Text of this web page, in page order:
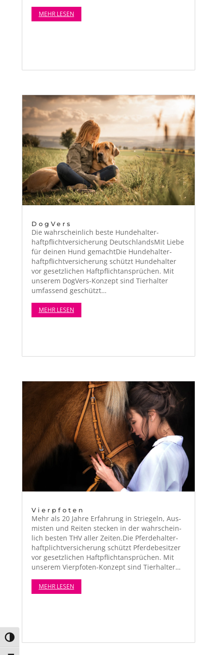
Umschalten auf hohe Kontraste
MEHR LESEN
DogVers
Die wahrschein­lich beste Hun­de­hal­ter­
haftpflichtver­sicherung Deutsch­landsMit Liebe
für deinen Hund gemacht­Die Hun­de­hal­ter­
haftpflichtver­sicherung schützt Hun­de­hal­ter
vor geset­zlichen Haftpflich­tansprüchen. Mit
unserem DogVers-Konzept sind Tier­hal­ter
umfassend geschützt…
MEHR LESEN
Vierpfoten
Mehr als 20 Jahre Erfahrung in Striegeln, Aus­
mis­ten und Reit­en steck­en in der wahrschein­
lich besten THV aller Zeiten.Die Pfer­de­hal­ter­
haft­plichtver­sicherung schützt Pfer­debe­sitzer
vor geset­zlichen Haftpflich­tansprüchen. Mit
unserem Vierp­foten-Konzept sind Tier­hal­ter…
MEHR LESEN